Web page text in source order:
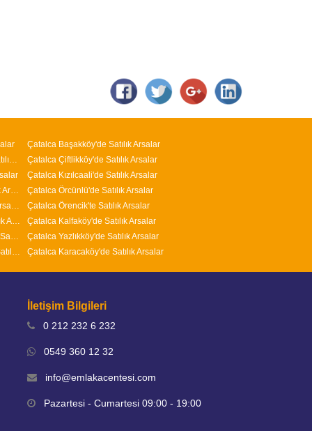
Arnavutköy M.Kemal Paşa Mahallesi'nde Satılık Arsalar
Arnavutköy Nenehatun Mahallesi'nde Satılık Arsalar
Arnavutköy İslambey Mahallesi'nde Satılık Arsalar
Arnavutköy Yavuz Selim Mahallesi'nde Satılık Arsalar
Arnavutköy Adnan Menderes Mahallesi'nde Satılık Arsalar
Arnavutköy ( Taşoluk ) Fatih Mahallesi'nde Satılık Arsalar
Çatalca Başakköy'de Satılık Arsalar
Çatalca Çiftlikköy'de Satılık Arsalar
Çatalca Kızılcaali'de Satılık Arsalar
Çatalca Örcünlü'de Satılık Arsalar
Çatalca Örencik'te Satılık Arsalar
Çatalca Kalfaköy'de Satılık Arsalar
Çatalca Yazlıkköy'de Satılık Arsalar
Çatalca Karacaköy'de Satılık Arsalar
İletişim Bilgileri
0 212 232 6 232
0549 360 12 32
info@emlakacentesi.com
Pazartesi - Cumartesi 09:00 - 19:00